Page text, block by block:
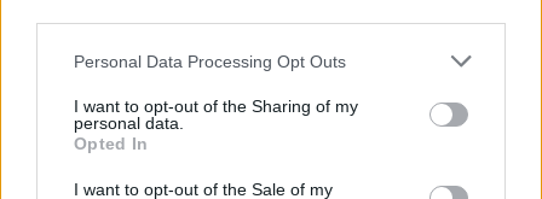
Please note that this website/app uses one or more Google
not limited to your visit or usage behaviour. You may click to
grant or deny consent to Google and its third-party tags to
use your data for below specified purposes in below Google
consent section.
Personal Data Processing Opt Outs
I want to opt-out of the Sharing of my
personal data.
Opted In
I want to opt-out of the Sale of my